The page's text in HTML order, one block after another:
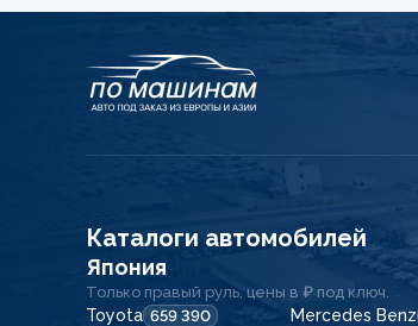
Каталоги автомобилей
Япония
Только правый руль, цены в ₽ под ключ.
Toyota 659 390 Mercedes Benz